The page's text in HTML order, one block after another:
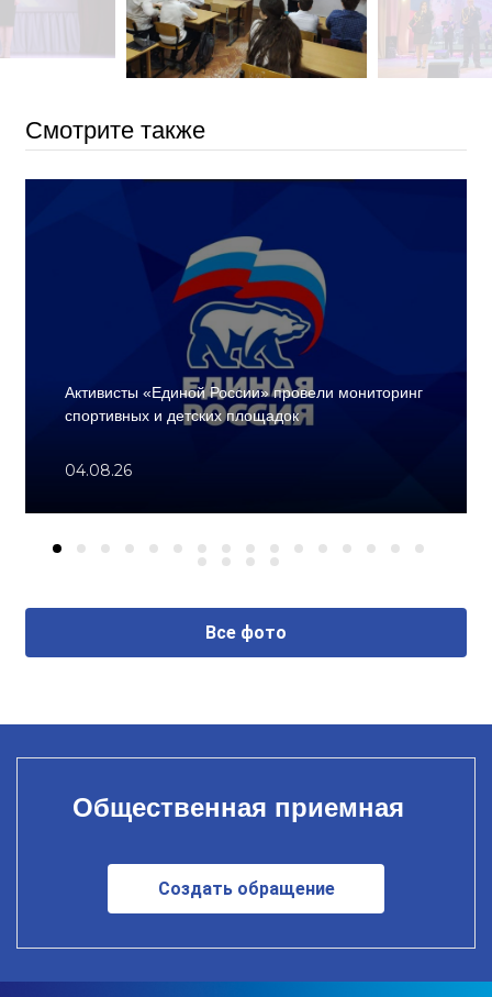
Смотрите также
Активисты «Единой России» провели мониторинг
спортивных и детских площадок
04.08.26
Все фото
Общественная приемная
Создать обращение